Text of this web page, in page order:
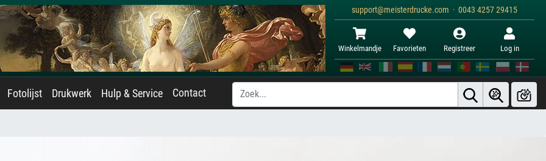
support@meisterdrucke.com · 0043 4257 29415
Winkelmandje Favorieten Registreer Log in
Fotolijst Drukwerk Hulp & Service Contact